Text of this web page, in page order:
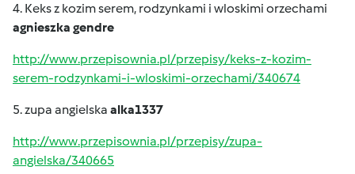
4. Keks z kozim serem, rodzynkami i wloskimi orzechami
agnieszka gendre
http://www.przepisownia.pl/przepisy/keks-z-kozim-
serem-rodzynkami-i-wloskimi-orzechami/340674
5. zupa angielska alka1337
http://www.przepisownia.pl/przepisy/zupa-
angielska/340665